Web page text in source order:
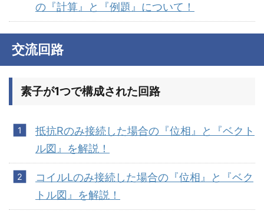
の『計算』と『例題』について！
交流回路
素子が1つで構成された回路
抵抗Rのみ接続した場合の『位相』と『ベクト
ル図』を解説！
コイルLのみ接続した場合の『位相』と『ベク
トル図』を解説！